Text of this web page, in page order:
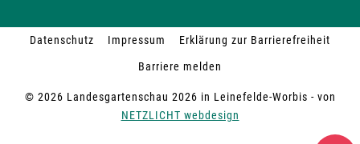
© 2026 Landesgartenschau 2026 in Leinefelde-Worbis - von
NETZLICHT webdesign
Datenschutz Impressum
Erklärung zur Barrierefreiheit
Barriere melden